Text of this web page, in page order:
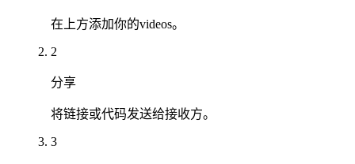
在上方添加你的videos。
2
分享
将链接或代码发送给接收方。
3